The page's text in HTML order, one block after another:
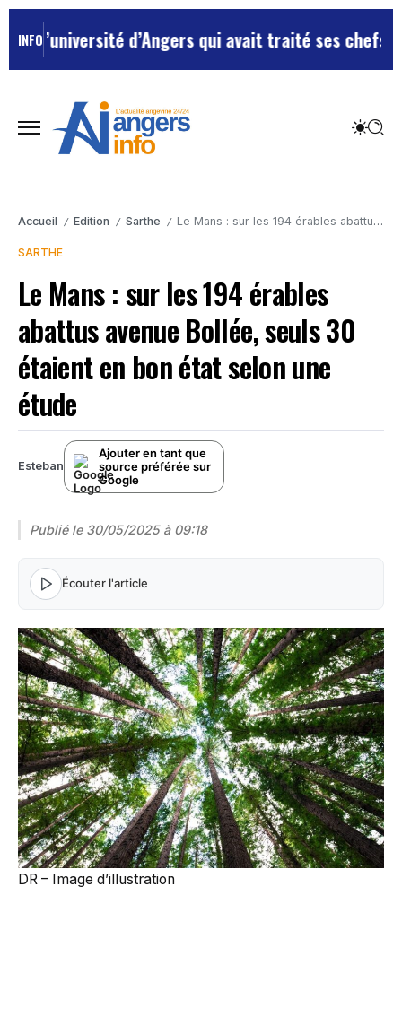
INFO d’Angers qui avait traité ses chefs de
Accueil / Edition / Sarthe / Le Mans : sur les 194 érables abattus avenue Bollée, seuls 30 étaient en bon état selon une étude
SARTHE
Le Mans : sur les 194 érables
abattus avenue Bollée, seuls 30
étaient en bon état selon une
étude
Esteban
Ajouter en tant que
source préférée sur
Google
Publié le 30/05/2025 à 09:18
Écouter l'article
DR – Image d’illustration